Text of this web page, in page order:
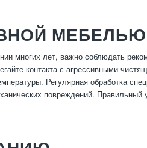
МЕБЕЛЬЮ
многих лет, важно соблюдать
контакта с агрессивными
Регулярная обработка
повреждений. Правильный